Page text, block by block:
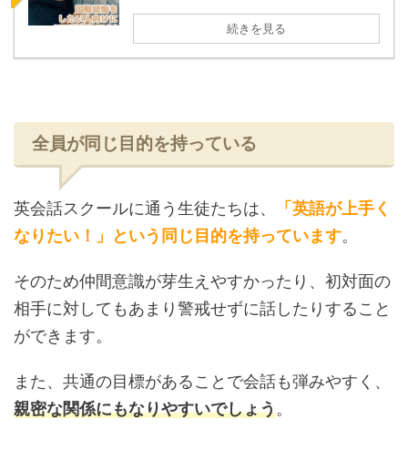
続きを見る
全員が同じ目的を持っている
英会話スクールに通う生徒たちは、
「英語が上手く
なりたい！」という同じ目的を持っています。
そのため仲間意識が芽生えやすかったり、初対面の
相手に対してもあまり警戒せずに話したりすること
ができます。
また、共通の目標があることで会話も弾みやすく、
親密な関係にもなりやすいでしょう。